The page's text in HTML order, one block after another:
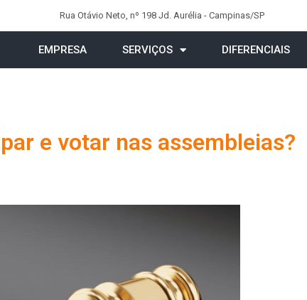
Rua Otávio Neto, nº 198 Jd. Aurélia - Campinas/SP
EMPRESA SERVIÇOS DIFERENCIAIS
e votar nas assembleias?